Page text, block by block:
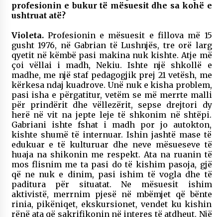
profesionin e bukur të mësuesit dhe sa kohë e
ushtruat atë?
Violeta. Profesionin e mësuesit e fillova më 15
gusht 1976, në Gabrian të Lushnjës, tre orë larg
qyetit në këmbë pasi makina nuk kishte. Atje më
çoi vëllai i madh, Nekiu. Ishte një shkollë e
madhe, me një staf pedagogjik prej 21 vetësh, me
kërkesa ndaj kuadrove. Unë nuk e kisha problem,
pasi isha e përgatitur, vetëm se më merrte malli
për prindërit dhe vëllezërit, sepse drejtori dy
herë në vit na jepte leje të shkonim në shtëpi.
Gabriani ishte fshat i madh por jo autokton,
kishte shumë të internuar. Ishin jashtë mase të
edukuar e të kulturuar dhe neve mësueseve të
huaja na shikonin me respekt. Ata na ruanin të
mos flisnim me ta pasi do të kishim pasoja, gjë
që ne nuk e dinim, pasi ishim të vogla dhe të
paditura për situatat. Ne mësuesit ishim
aktivistë, merrnim pjesë në mbëmjet që bënte
rinia, pikëniqet, ekskursionet, vendet ku kishin
rënë ata që sakrifikonin në interes të atdheut. Një